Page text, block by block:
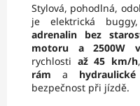
Stylová, pohodlná,
je elektrická
adrenalin bez
motoru a 2500W
rychlosti až 45 km/h
rám a
bezpečnost při jízdě.